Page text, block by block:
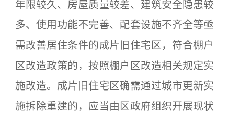
年限较久、房屋质量较差、建筑安全隐患较
多、使用功能不完善、配套设施不齐全等亟
需改善居住条件的成片旧住宅区，符合棚户
区改造政策的，按照棚户区改造相关规定实
施改造。成片旧住宅区确需通过城市更新实
施拆除重建的，应当由区政府组织开展现状